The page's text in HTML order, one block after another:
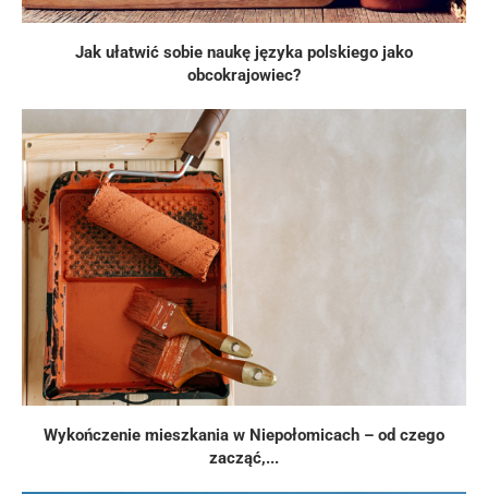
Jak ułatwić sobie naukę języka polskiego jako
obcokrajowiec?
Wykończenie mieszkania w Niepołomicach – od czego
zacząć,...